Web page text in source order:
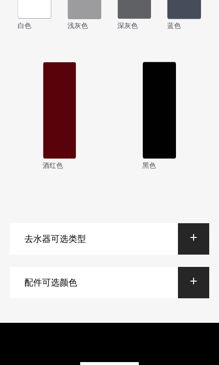
白色 浅灰色 深灰色 蓝色
酒红色 黑色
去水器可选类型
配件可选颜色